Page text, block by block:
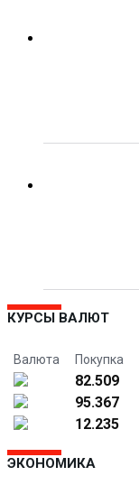
КУРСЫ ВАЛЮТ
Валюта Покупка
82.509
95.367
12.235
ЭКОНОМИКА